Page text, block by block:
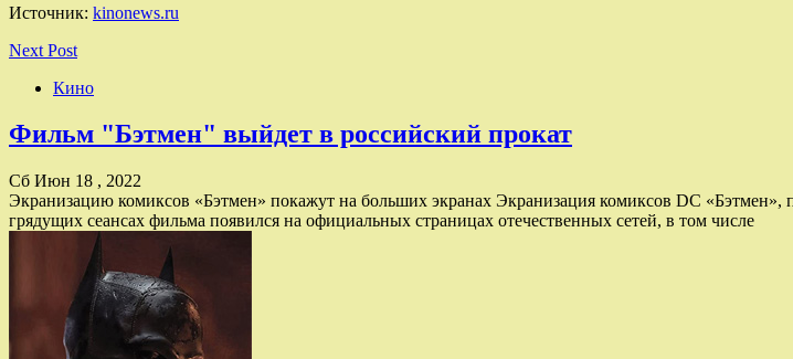
Источник: kinonews.ru
Next Post
Кино
Фильм "Бэтмен" выйдет в российский прокат
Сб Июн 18 , 2022
Экранизацию комиксов «Бэтмен» покажут на больших экранах Экранизация комиксов DC
грядущих сеансах фильма появился на официальных страницах отечественных сетей, в том числе